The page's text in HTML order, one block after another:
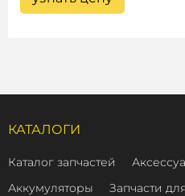
КАТАЛОГИ
Каталог запчастей
Аккумуляторы
Запчасти